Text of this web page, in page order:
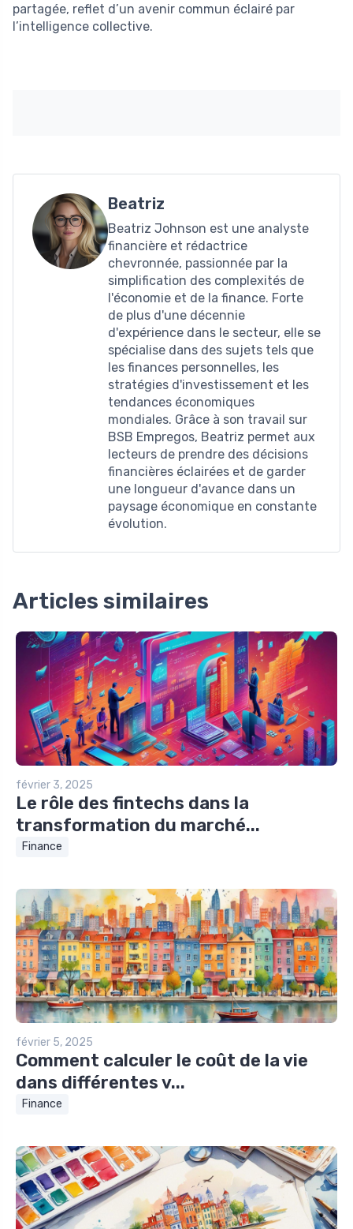
partagée, reflet d’un avenir commun éclairé par
l’intelligence collective.
Beatriz
Beatriz Johnson est une analyste
financière et rédactrice
chevronnée, passionnée par la
simplification des complexités de
l'économie et de la finance. Forte
de plus d'une décennie
d'expérience dans le secteur, elle se
spécialise dans des sujets tels que
les finances personnelles, les
stratégies d'investissement et les
tendances économiques
mondiales. Grâce à son travail sur
BSB Empregos, Beatriz permet aux
lecteurs de prendre des décisions
financières éclairées et de garder
une longueur d'avance dans un
paysage économique en constante
évolution.
Articles similaires
février 3, 2025
Le rôle des fintechs dans la
transformation du marché...
Finance
février 5, 2025
Comment calculer le coût de la vie
dans différentes v...
Finance